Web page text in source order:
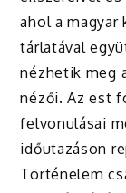
ahol a
tárlatával
nézhetik meg
nézői. Az est
felvonulásai
időutazáson
Történelem